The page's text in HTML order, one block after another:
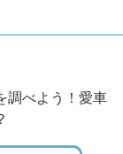
調べよう！愛車